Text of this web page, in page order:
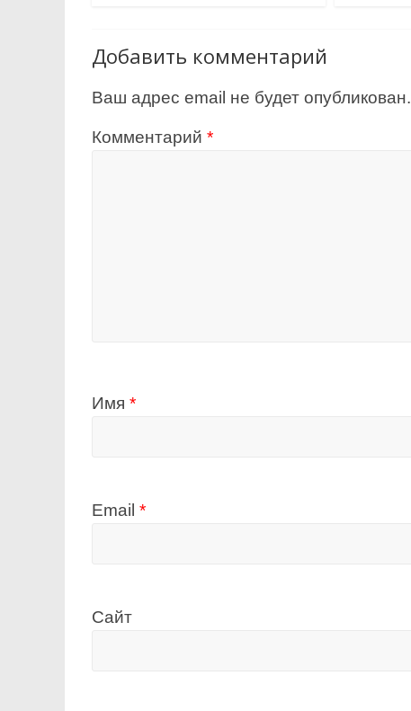
Добавить комментарий
Ваш адрес email не будет опубликован.
Комментарий *
Имя *
Email *
Сайт